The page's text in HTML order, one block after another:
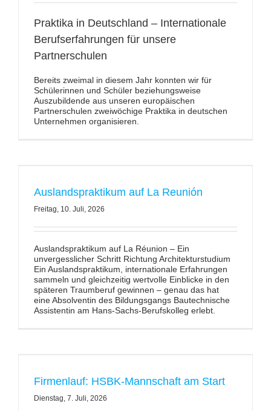
Praktika in Deutschland – Internationale
Berufserfahrungen für unsere
Partnerschulen
Bereits zweimal in diesem Jahr konnten wir für
Schülerinnen und Schüler beziehungsweise
Auszubildende aus unseren europäischen
Partnerschulen zweiwöchige Praktika in deutschen
Unternehmen organisieren.
Auslandspraktikum auf La Reunión
Freitag, 10. Juli, 2026
Auslandspraktikum auf La Réunion – Ein
unvergesslicher Schritt Richtung Architekturstudium
Ein Auslandspraktikum, internationale Erfahrungen
sammeln und gleichzeitig wertvolle Einblicke in den
späteren Traumberuf gewinnen – genau das hat
eine Absolventin des Bildungsgangs Bautechnische
Assistentin am Hans-Sachs-Berufskolleg erlebt.
Firmenlauf: HSBK-Mannschaft am Start
Dienstag, 7. Juli, 2026